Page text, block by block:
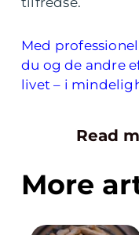
Med
du og de andre
livet – i
Read
More